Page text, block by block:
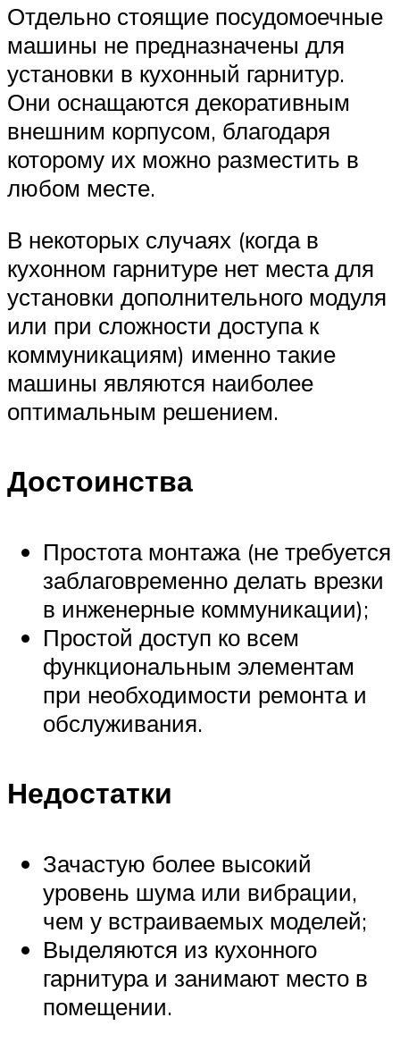
Отдельно стоящие посудомоечные
машины не предназначены для
установки в кухонный гарнитур.
Они оснащаются декоративным
внешним корпусом, благодаря
которому их можно разместить в
любом месте.
В некоторых случаях (когда в
кухонном гарнитуре нет места для
установки дополнительного модуля
или при сложности доступа к
коммуникациям) именно такие
машины являются наиболее
оптимальным решением.
Достоинства
Простота монтажа (не требуется
заблаговременно делать врезки
в инженерные коммуникации);
Простой доступ ко всем
функциональным элементам
при необходимости ремонта и
обслуживания.
Недостатки
Зачастую более высокий
уровень шума или вибрации,
чем у встраиваемых моделей;
Выделяются из кухонного
гарнитура и занимают место в
помещении.